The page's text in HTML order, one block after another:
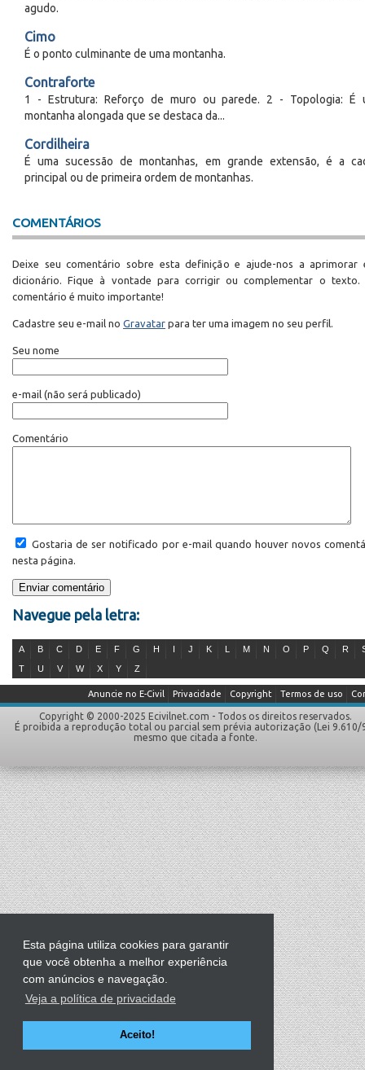
Esta página utiliza cookies para garantir
que você obtenha a melhor experiência
com anúncios e navegação.
Veja a política de privacidade
Aceito!
agudo.
Cimo
É o ponto culminante de uma montanha.
Contraforte
1 - Estrutura: Reforço de muro ou parede. 2 - Topologia: É
montanha alongada que se destaca da...
Cordilheira
É uma sucessão de montanhas, em grande extensão, é a
principal ou de primeira ordem de montanhas.
COMENTÁRIOS
Deixe seu comentário sobre esta definição e ajude-nos a aprimorar
dicionário. Fique à vontade para corrigir ou complementar o texto.
comentário é muito importante!
Cadastre seu e-mail no Gravatar para ter uma imagem no seu perfil.
Seu nome
e-mail (não será publicado)
Comentário
Gostaria de ser notificado por e-mail quando houver novos
nesta página.
Navegue pela letra:
A B C D E F G H J K M N O P Q R
T
U V W X Y Z
Termos de uso
Copyright
Privacidade
Anuncie no E-Civil
Copyright © 2000-2025 Ecivilnet.com - Todos os direitos reservados.
É proibida a reprodução total ou parcial sem prévia autorização (Lei 9.610/
mesmo que citada a fonte.